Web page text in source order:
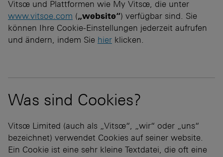
Vitsœ und Plattformen wie My Vitsœ, die unter
www.vitsoe.com („website“) verfügbar sind. Sie
können Ihre Cookie-Einstellungen jederzeit aufrufen
und ändern, indem Sie hier klicken.
Was sind Cookies?
Vitsœ Limited (auch als „Vitsœ“, „wir“ oder „uns“
bezeichnet) verwendet Cookies auf seiner website.
Ein Cookie ist eine sehr kleine Textdatei, die oft eine